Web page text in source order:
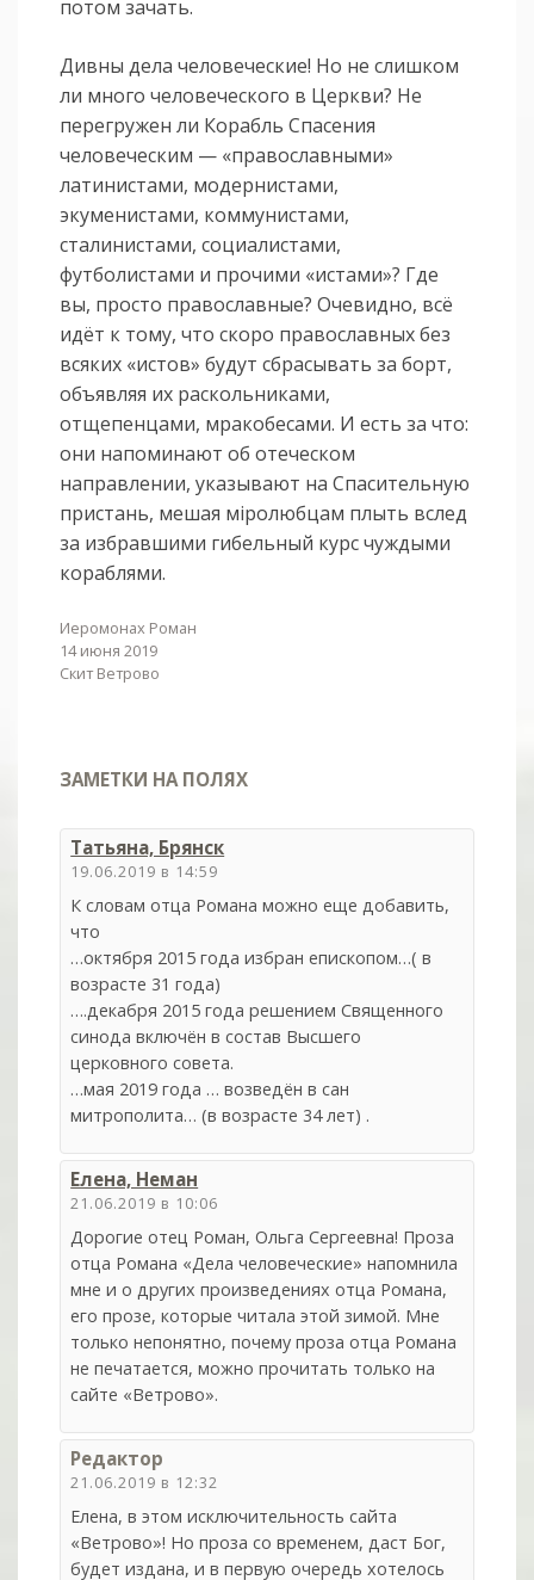
потом зачать.
Дивны дела человеческие! Но не слишком
ли много человеческого в Церкви? Не
перегружен ли Корабль Спасения
человеческим — «православными»
латинистами, модернистами,
экуменистами, коммунистами,
сталинистами, социалистами,
футболистами и прочими «истами»? Где
вы, просто православные? Очевидно, всё
идёт к тому, что скоро православных без
всяких «истов» будут сбрасывать за борт,
объявляя их раскольниками,
отщепенцами, мракобесами. И есть за что:
они напоминают об отеческом
направлении, указывают на Спасительную
пристань, мешая мiролюбцам плыть вслед
за избравшими гибельный курс чуждыми
кораблями.
Иеромонах Роман
14 июня 2019
Скит Ветрово
ЗАМЕТКИ НА ПОЛЯХ
Татьяна, Брянск
19.06.2019 в 14:59
К словам отца Романа можно еще добавить,
что
…октября 2015 года избран епископом…( в
возрасте 31 года)
….декабря 2015 года решением Священного
синода включён в состав Высшего
церковного совета.
…мая 2019 года … возведён в сан
митрополита… (в возрасте 34 лет) .
Елена, Неман
21.06.2019 в 10:06
Дорогие отец Роман, Ольга Сергеевна! Проза
отца Романа «Дела человеческие» напомнила
мне и о других произведениях отца Романа,
его прозе, которые читала этой зимой. Мне
только непонятно, почему проза отца Романа
не печатается, можно прочитать только на
сайте «Ветрово».
Редактор
21.06.2019 в 12:32
Елена, в этом исключительность сайта
«Ветрово»! Но проза со временем, даст Бог,
будет издана, и в первую очередь хотелось